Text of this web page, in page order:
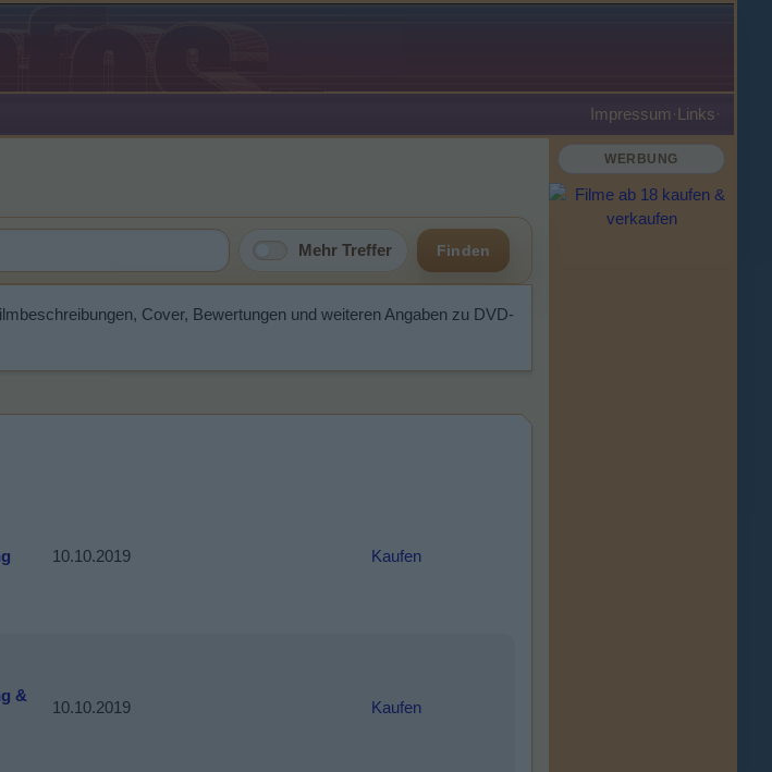
Impressum ·Links·
Mehr Treffer Finden
Cover, Bewertungen und weiteren Angaben zu DVD-
10.10.2019 Kaufen
&
10.10.2019 Kaufen
WERBUNG